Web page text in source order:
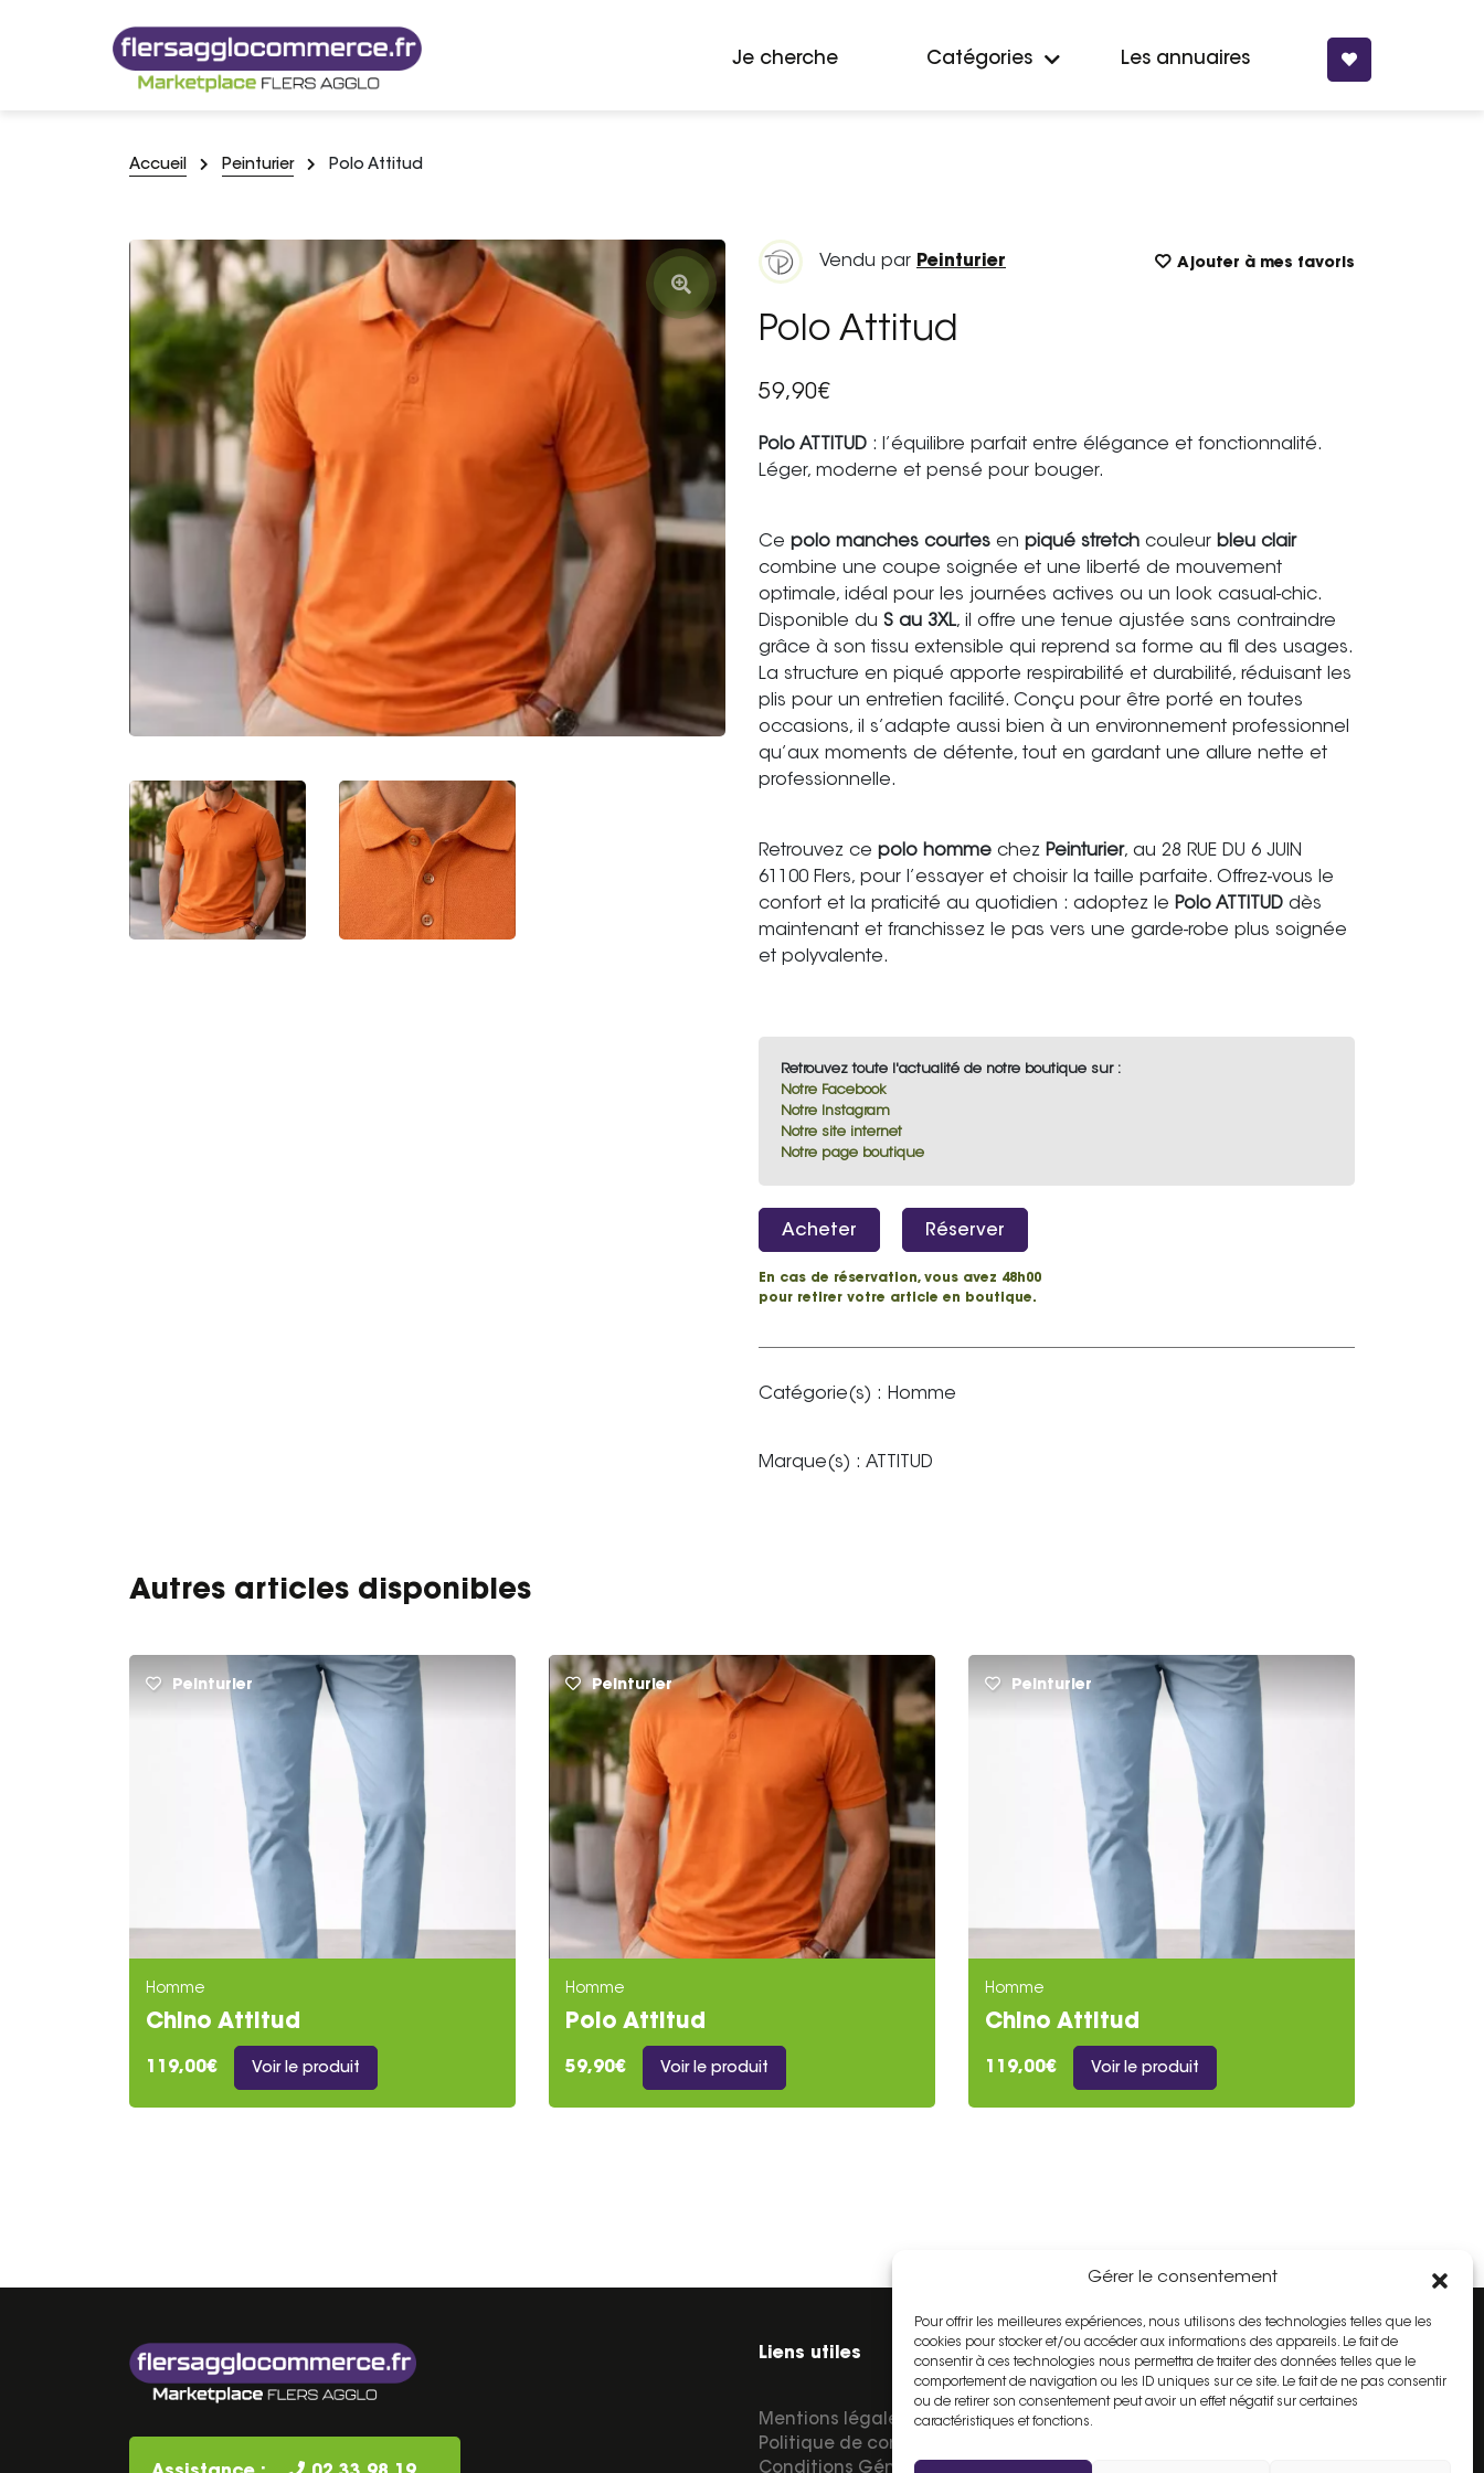
Gérer le consentement
Pour offrir les meilleures expériences, nous utilisons des technologies telles que les
cookies pour stocker et/ou accéder aux informations des appareils. Le fait de
consentir à ces technologies nous permettra de traiter des données telles que le
comportement de navigation ou les ID uniques sur ce site. Le fait de ne pas consentir
ou de retirer son consentement peut avoir un effet négatif sur certaines
caractéristiques et fonctions.
Je cherche Catégories Les annuaires
Accueil Peinturier Polo Attitud
Vendu par Peinturier Ajouter à mes favoris
Polo Attitud
59,90€
Polo ATTITUD : l’équilibre parfait entre élégance et fonctionnalité.
Léger, moderne et pensé pour bouger.
Ce polo manches courtes en piqué stretch couleur bleu clair
combine une coupe soignée et une liberté de mouvement
optimale, idéal pour les journées actives ou un look casual-chic.
Disponible du S au 3XL, il offre une tenue ajustée sans contraindre
grâce à son tissu extensible qui reprend sa forme au fil des usages.
La structure en piqué apporte respirabilité et durabilité, réduisant les
plis pour un entretien facilité. Conçu pour être porté en toutes
occasions, il s’adapte aussi bien à un environnement professionnel
qu’aux moments de détente, tout en gardant une allure nette et
professionnelle.
Retrouvez ce polo homme chez Peinturier, au 28 RUE DU 6 JUIN
61100 Flers, pour l’essayer et choisir la taille parfaite. Offrez-vous le
confort et la praticité au quotidien : adoptez le Polo ATTITUD dès
maintenant et franchissez le pas vers une garde-robe plus soignée
et polyvalente.
Retrouvez toute l'actualité de notre boutique sur :
Notre Facebook
Notre Instagram
Notre site internet
Notre page boutique
Acheter Réserver
En cas de réservation, vous avez 48h00
pour retirer votre article en boutique.
Catégorie(s) : Homme
Marque(s) : ATTITUD
Autres articles disponibles
Peinturier
Homme
Chino Attitud
119,00€ Voir le produit
Peinturier
Homme
Polo Attitud
59,90€ Voir le produit
Peinturier
Homme
Chino Attitud
119,00€ Voir le produit
Liens utiles
Mentions légales
Politique de confidentialité
Conditions Générales
Espace Adhérent
Inscrire mon commerce
Contact